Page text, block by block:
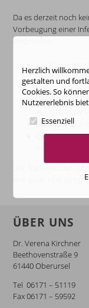
Da es derzeit noch
Vorbeugung einer
empfohlen:
nach dem
eines
und Seife
kein
kein Ablecken
Desinfizieren
eines
enthalten und damit
ÜBER UNS
Dr. Verena Kirchner
Beethovenstraße 9
61440 Oberursel
Tel 06171 – 51119
Fax06171 – 59592
Herzlich
gestalten und
Cookies. So
Nutzererlebnis
Essenziell